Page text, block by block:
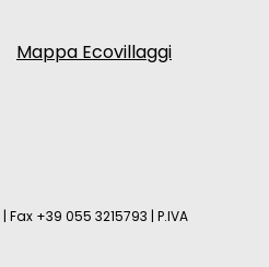
Mappa Ecovillaggi
| Fax +39 055 3215793 | P.IVA